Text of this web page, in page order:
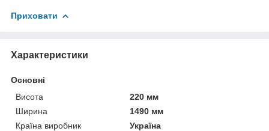
Приховати
Характеристики
Основні
Висота
220 мм
Ширина
1490 мм
Країна виробник
Україна